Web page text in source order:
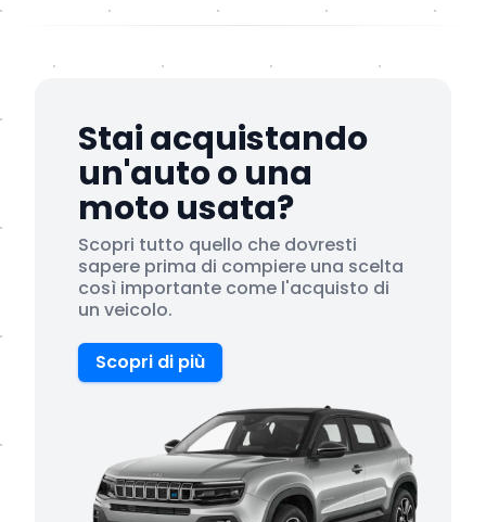
Stai acquistando
un'auto o una
moto usata?
Scopri tutto quello che dovresti
sapere prima di compiere una scelta
così importante come l'acquisto di
un veicolo.
Scopri di più